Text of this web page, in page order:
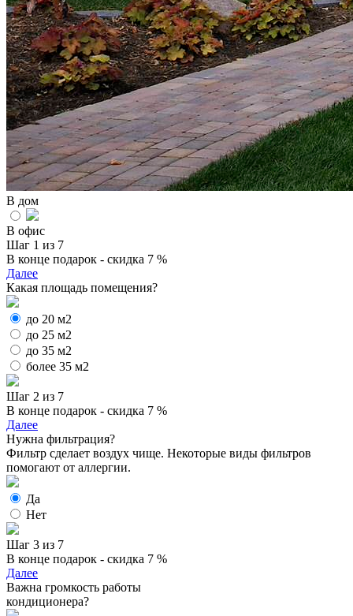
В дом
В офис
Шаг 1 из 7
В конце подарок - скидка 7 %
Далее
Какая площадь помещения?
до 20 м2
до 25 м2
до 35 м2
более 35 м2
Шаг 2 из 7
В конце подарок - скидка 7 %
Далее
Нужна фильтрация?
Фильтр сделает воздух чище. Некоторые виды фильтров
помогают от аллергии.
Да
Нет
Шаг 3 из 7
В конце подарок - скидка 7 %
Далее
Важна громкость работы
кондиционера?